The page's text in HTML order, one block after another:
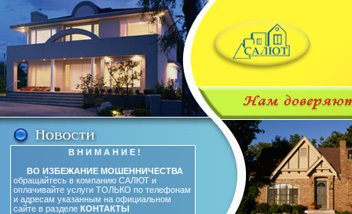
В Н И М А Н И Е !
ВО ИЗБЕЖАНИЕ МОШЕННИЧЕСТВА
обращайтесь в компанию САЛЮТ и
оплачивайте услуги ТОЛЬКО по телефонам
и адресам указанным на официальном
сайте в разделе КОНТАКТЫ